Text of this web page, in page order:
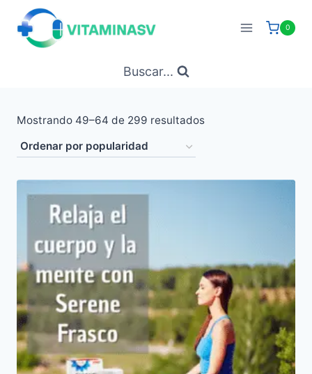
Saltar
contenido
0
Buscar...
Mostrando 49–64 de 299 resultadosOrdenado